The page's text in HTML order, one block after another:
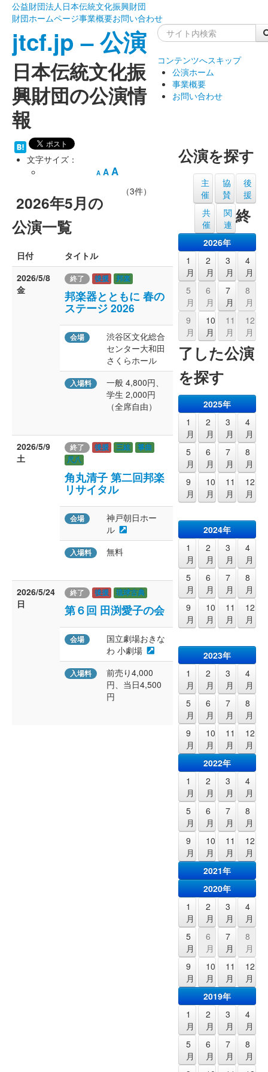
公益財団法人日本伝統文化振興財団
財団ホームページ事業概要お問い合わせ
jtcf.jp – 公演
日本伝統文化振
興財団の公演情
報
コンテンツへスキップ
公演ホーム
事業概要
お問い合わせ
文字サイズ：
A A A
2026年5月の
公演一覧
（3件）
日付
タイトル
2026/5/8
金
終了 後援 邦楽
邦楽器とともに 春の
ステージ 2026
会場
渋谷区文化総合
センター大和田
さくらホール
入場料
一般 4,800円、
学生 2,000円
（全席自由）
2026/5/9
土
終了 後援 三絃
箏曲
尺八
角丸清子 第二回邦楽
リサイタル
会場
神戸朝日ホー
ル
入場料 無料
2026/5/24
日
終了 後援 琉球古典
第６回 田渕愛子の会
会場
国立劇場おきな
わ 小劇場
入場料
前売り4,000
円、当日4,500
円
公演を探す
主
催
協
賛
後
援
共
催
関
連
2026年
1
月
2
月
3
月
4
月
5
月
6
月
7
月
8
月
9
月
10
月
11
月
12
月
終
了した公演
を探す
2025年
1
月
2
月
3
月
4
月
5
月
6
月
7
月
8
月
9
月
10
月
11
月
12
月
2024年
1
月
2
月
3
月
4
月
5
月
6
月
7
月
8
月
9
月
10
月
11
月
12
月
2023年
1
月
2
月
3
月
4
月
5
月
6
月
7
月
8
月
9
月
10
月
11
月
12
月
2022年
1
月
2
月
3
月
4
月
5
月
6
月
7
月
8
月
9
月
10
月
11
月
12
月
2021年
2020年
1
月
2
月
3
月
4
月
5
月
6
月
7
月
8
月
9
月
10
月
11
月
12
月
2019年
1
月
2
月
3
月
4
月
5
月
6
月
7
月
8
月